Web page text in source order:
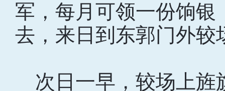
军，每月可领一份饷
去，来日到东郭门外
次日一早，较场上旌